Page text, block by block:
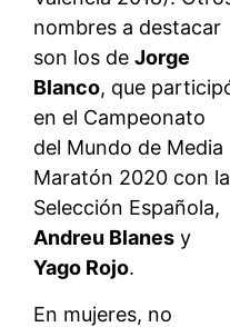
nombres a destacar
son los de Jorge
Blanco, que
en el Campeonato
del Mundo de Media
Maratón 2020 con la
Selección Española,
Andreu Blanes y
Yago Rojo.
En mujeres, no